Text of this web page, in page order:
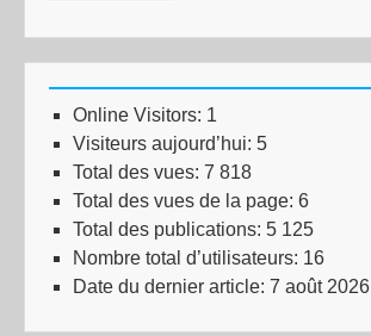
Online Visitors: 1
Visiteurs aujourd’hui: 5
Total des vues: 7 818
Total des vues de la page: 6
Total des publications: 5 125
Nombre total d’utilisateurs: 16
Date du dernier article: 7 août 2026